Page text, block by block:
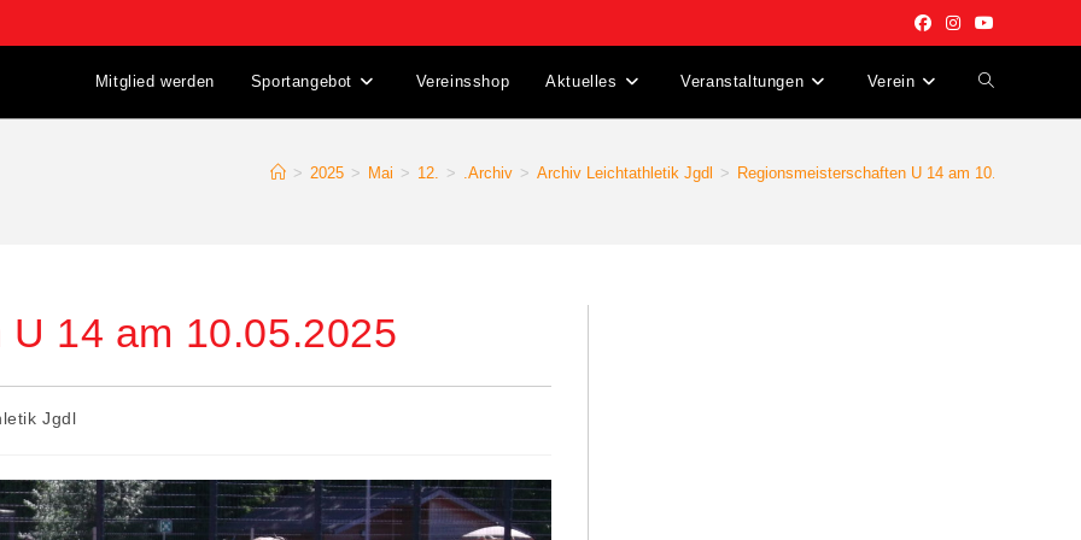
Mitglied werden Sportangebot Vereinsshop Aktuelles Veranstaltungen Verein Website-
> 2025 > Mai > 12. > .Archiv > Archiv Leichtathletik Jgdl > Regionsmeisterschaften U 14 am 10.05.2025
14 am 10.05.2025
Jgdl